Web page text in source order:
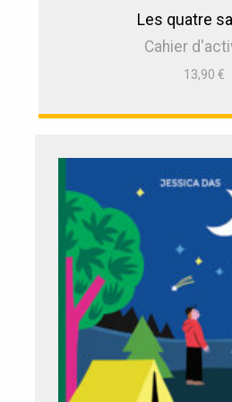
Les quatre
Cahier
13,90€